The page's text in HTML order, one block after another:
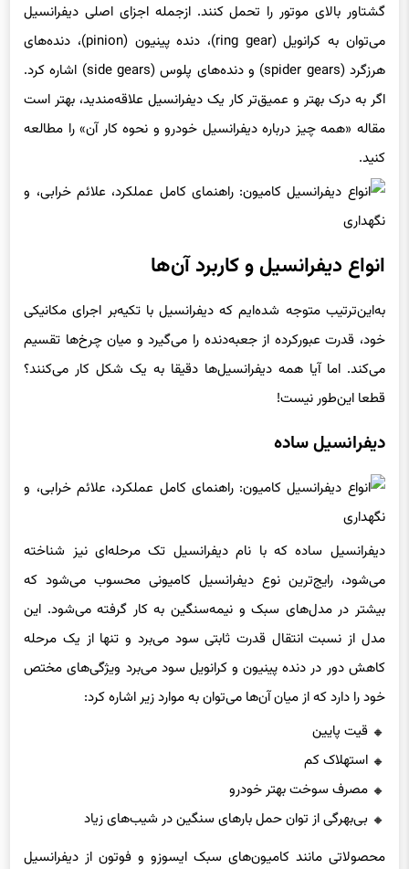
گشتاور بالای موتور را تحمل کنند. ازجمله اجزای اصلی دیفرانسیل
می‌توان به کرانویل (ring gear)، دنده پینیون (pinion)، دنده‌های
هرزگرد (spider gears) و دنده‌های پلوس (side gears) اشاره کرد.
اگر به درک بهتر و عمیق‌تر کار یک دیفرانسیل علاقه‌مندید، بهتر است
مقاله «همه چیز درباره دیفرانسیل خودرو و نحوه کار آن» را مطالعه
کنید.
انواع دیفرانسیل و کاربرد آن‌ها
به‌این‌ترتیب متوجه شده‌ایم که دیفرانسیل با تکیه‌بر اجرای مکانیکی
خود، قدرت عبورکرده از جعبه‌دنده را می‌گیرد و میان چرخ‌ها تقسیم
می‌کند. اما آیا همه دیفرانسیل‌ها دقیقا به یک شکل کار می‌کنند؟
قطعا این‌طور نیست!
دیفرانسیل ساده
دیفرانسیل ساده که با نام دیفرانسیل تک مرحله‎‌ای نیز شناخته
می‌شود، رایج‌ترین نوع دیفرانسیل کامیونی محسوب می‌شود که
بیشتر در مدل‌های سبک و نیمه‌سنگین به کار گرفته می‌شود. این
مدل از نسبت انتقال قدرت ثابتی سود می‌برد و تنها از یک مرحله
کاهش دور در دنده پینیون و کرانویل سود می‌برد ویژگی‌های مختص
خود را دارد که از میان آن‌ها می‌توان به موارد زیر اشاره کرد:
قیت پایین
استهلاک کم
مصرف سوخت بهتر خودرو
بی‌بهرگی از توان حمل بارهای سنگین در شیب‌های زیاد
محصولاتی مانند کامیون‌های سبک ایسوزو و فوتون از دیفرانسیل